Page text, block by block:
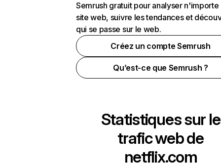
Semrush gratuit pour analyser n'importe
site web, suivre les tendances et
qui se passe sur le web.
Créez un compte Semrush
Qu’est-ce que Semrush ?
Statistiques sur le
trafic web de
netflix.com